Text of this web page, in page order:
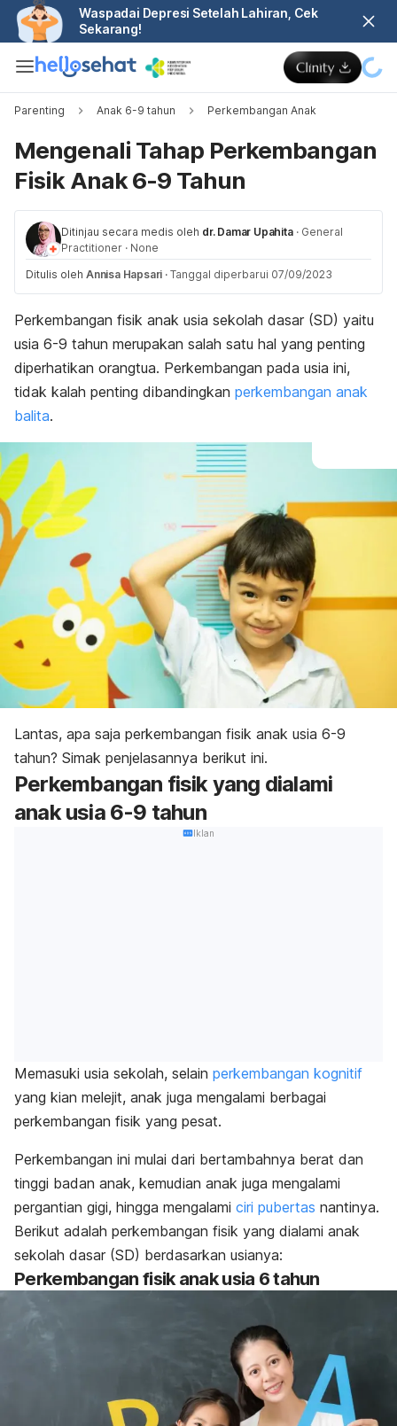
Waspadai Depresi Setelah Lahiran, Cek
Sekarang!
Parenting Anak 6-9 tahun Perkembangan Anak
Mengenali Tahap Perkembangan
Fisik Anak 6-9 Tahun
Ditinjau secara medis oleh dr. Damar Upahita · General
Practitioner · None
Ditulis oleh Annisa Hapsari · Tanggal diperbarui 07/09/2023
Perkembangan fisik anak usia sekolah dasar (SD) yaitu
usia 6-9 tahun merupakan salah satu hal yang penting
diperhatikan orangtua. Perkembangan pada usia ini,
tidak kalah penting dibandingkan perkembangan anak
balita.
Lantas, apa saja perkembangan fisik anak usia 6-9
tahun? Simak penjelasannya berikut ini.
Perkembangan fisik yang dialami
anak usia 6-9 tahun
Iklan
Memasuki usia sekolah, selain perkembangan kognitif
yang kian melejit, anak juga mengalami berbagai
perkembangan fisik yang pesat.
Perkembangan ini mulai dari bertambahnya berat dan
tinggi badan anak, kemudian anak juga mengalami
pergantian gigi, hingga mengalami ciri pubertas nantinya.
Berikut adalah perkembangan fisik yang dialami anak
sekolah dasar (SD) berdasarkan usianya:
Perkembangan fisik anak usia 6 tahun